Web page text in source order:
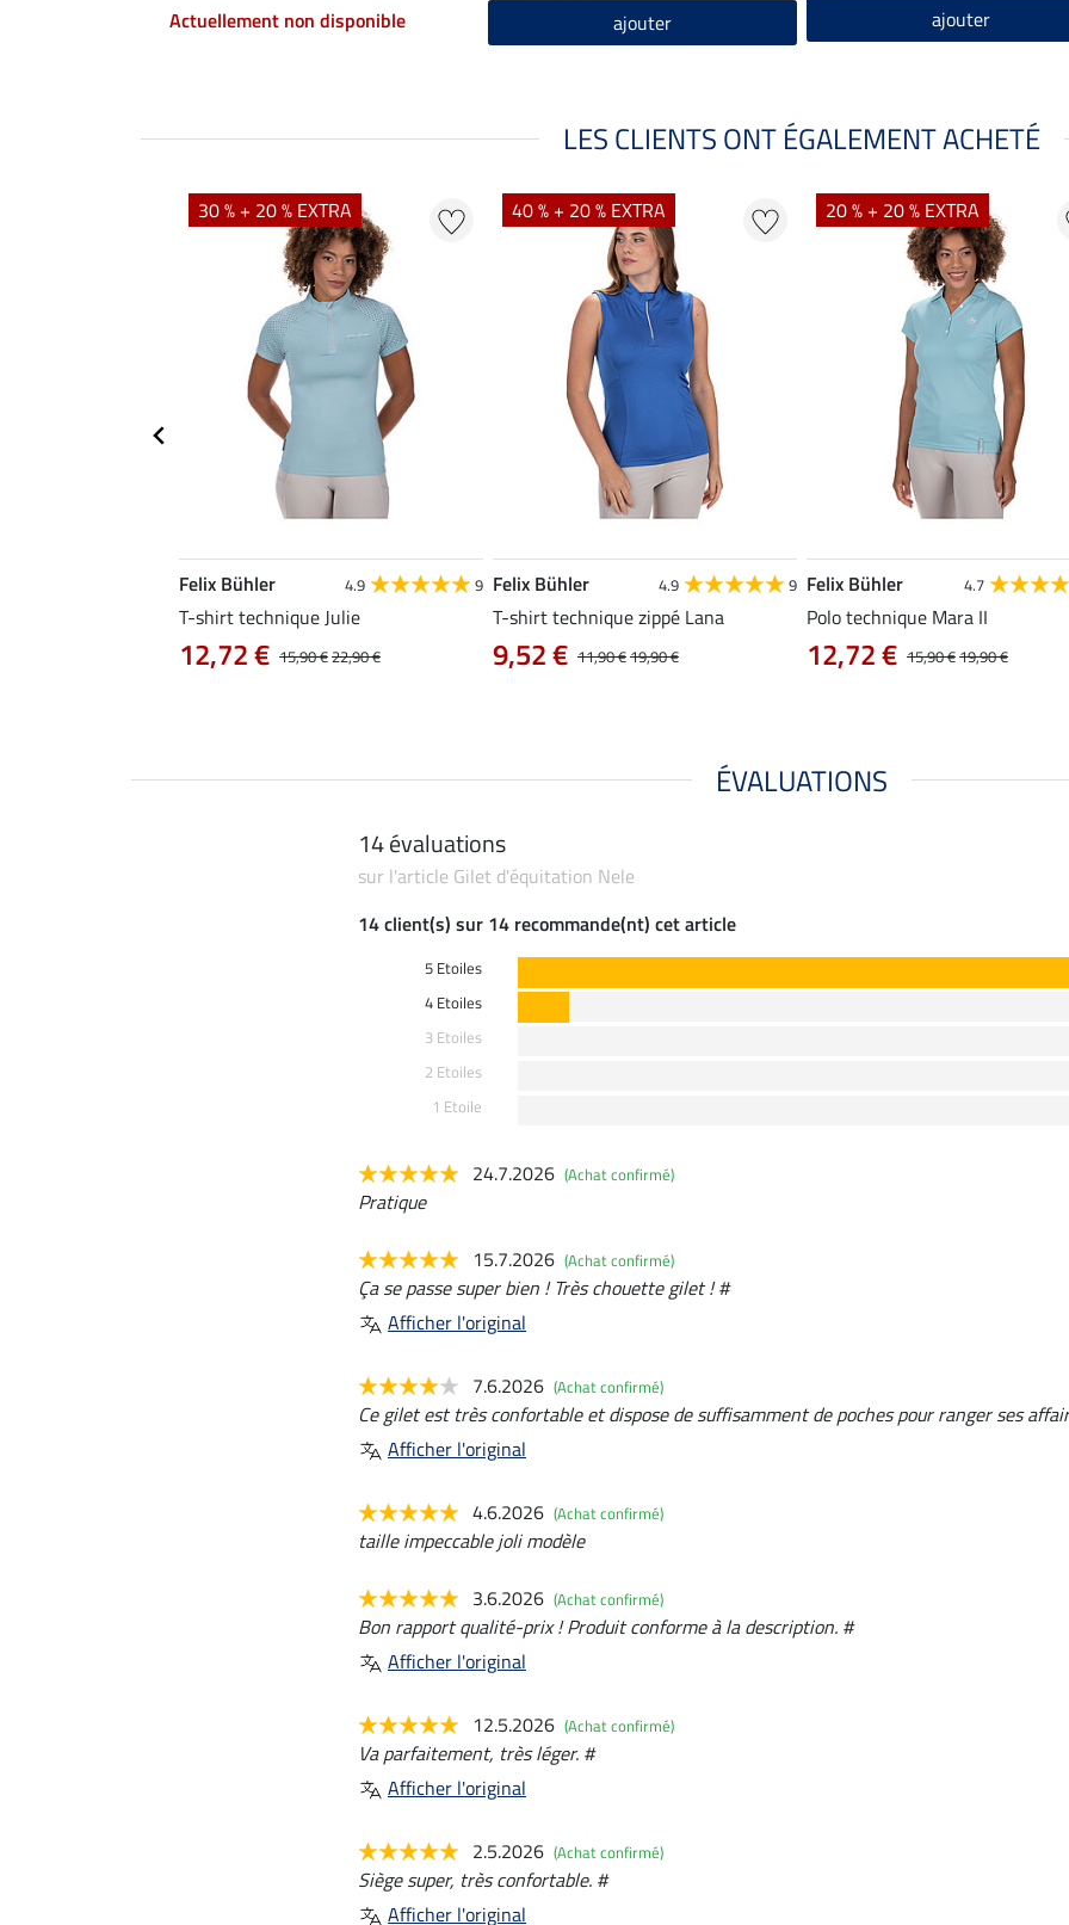
Actuellement non disponible ajouter ajouter
LES CLIENTS ONT ÉGALEMENT ACHETÉ
30 % + 20 % EXTRA
Felix Bühler 4.9 9
T-shirt technique Julie
15,90 €22,90 €
12,72 €
40 % + 20 % EXTRA
Felix Bühler 4.9 9
T-shirt technique zippé Lana
11,90 €19,90 €
9,52 €
20 % + 20 % EXTRA
Felix Bühler 4.7
Polo technique Mara II
15,90 €19,90 €
12,72 €
ÉVALUATIONS
14 évaluations
sur l'article Gilet d'équitation Nele
14 client(s) sur 14 recommande(nt) cet article
5 Etoiles
4 Etoiles
3 Etoiles
2 Etoiles
1 Etoile
24.7.2026 (Achat confirmé)
Pratique
15.7.2026 (Achat confirmé)
Ça se passe super bien ! Très chouette gilet ! #
Afficher l'original
7.6.2026 (Achat confirmé)
Ce gilet est très confortable et dispose de suffisamment de poches pour ranger ses
Afficher l'original
4.6.2026 (Achat confirmé)
taille impeccable joli modèle
3.6.2026 (Achat confirmé)
Bon rapport qualité-prix ! Produit conforme à la description. #
Afficher l'original
12.5.2026 (Achat confirmé)
Va parfaitement, très léger. #
Afficher l'original
2.5.2026 (Achat confirmé)
Siège super, très confortable. #
Afficher l'original